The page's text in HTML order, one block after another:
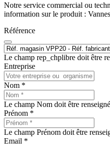
Notre service commercial ou
information sur le produit :
Référence
Le champ rep_chplibre doit être
Entreprise
Nom *
Le champ Nom doit être renseigné
Prénom *
Le champ Prénom doit être
Email *